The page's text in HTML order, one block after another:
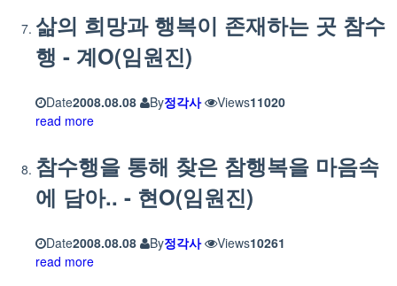
삶의 희망과 행복이 존재하는 곳 참수
행 - 계O(임원진)
Date2008.08.08 By정각사 Views11020
read more
참수행을 통해 찾은 참행복을 마음속
에 담아.. - 현O(임원진)
Date2008.08.08 By정각사 Views10261
read more